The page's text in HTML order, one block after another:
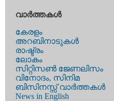
വാര്‍ത്തകള്‍
കേരളം
അറബിനാടുകള്‍
രാഷ്ട്രം
ലോകം
സിറ്റിസണ്‍ ജേണലിസം
വിനോദം, സിനിമ
ബിസിനസ്സ് വാര്‍ത്തകള്‍
News in English